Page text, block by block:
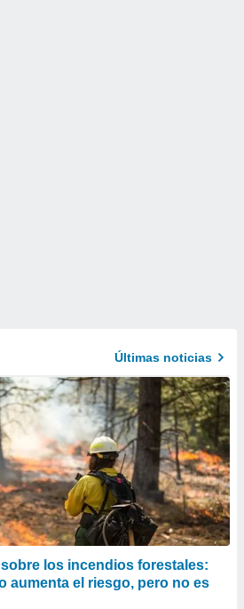
Últimas noticias
sobre los incendios forestales:
aumenta el riesgo, pero no es